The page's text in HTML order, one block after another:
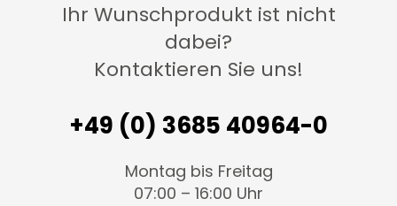
Ihr Wunschprodukt ist nicht
dabei?
Kontaktieren Sie uns!
+49 (0) 3685 40964-0
Montag bis Freitag
07:00 – 16:00 Uhr